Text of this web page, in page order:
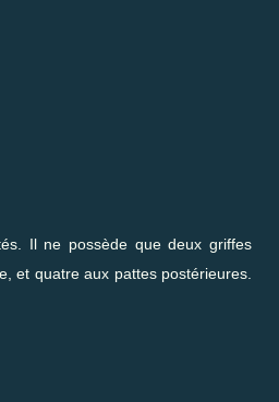
Il ne possède que deux griffes
et quatre aux pattes postérieures.